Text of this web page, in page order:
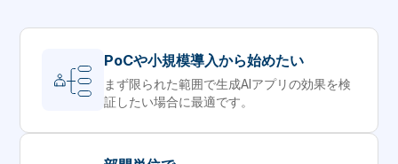
PoCや小規模導入から始めたい
まず限られた範囲で生成AIアプリの効果を検
証したい場合に最適です。